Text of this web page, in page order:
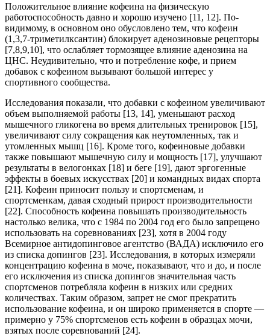
Положительное влияние кофеина на физическую
работоспособность давно и хорошо изучено [11, 12]. По-
видимому, в основном оно обусловлено тем, что кофеин
(1,3,7-триметилксантин) блокирует аденозиновые рецепторы
[7,8,9,10], что ослабляет тормозящее влияние аденозина на
ЦНС. Неудивительно, что и потребление кофе, и прием
добавок с кофеином вызывают большой интерес у
спортивного сообщества.
Исследования показали, что добавки с кофеином увеличивают
объем выполняемой работы [13, 14], уменьшают расход
мышечного гликогена во время длительных тренировок [15],
увеличивают силу сокращения как неутомленных, так и
утомленных мышц [16]. Кроме того, кофеиновые добавки
также повышают мышечную силу и мощность [17], улучшают
результаты в велогонках [18] и беге [19], дают эргогенные
эффекты в боевых искусствах [20] и командных видах спорта
[21]. Кофеин приносит пользу и спортсменам, и
спортсменкам, давая сходный прирост производительности
[22]. Способность кофеина повышать производительность
настолько велика, что с 1984 по 2004 год его было запрещено
использовать на соревнованиях [23], хотя в 2004 году
Всемирное антидопинговое агентство (ВАДА) исключило его
из списка допингов [23]. Исследования, в которых измеряли
концентрацию кофеина в моче, показывают, что и до, и после
его исключения из списка допингов значительная часть
спортсменов потребляла кофеин в низких или средних
количествах. Таким образом, запрет не смог прекратить
использование кофеина, и он широко применяется в спорте —
примерно у 75% спортсменов есть кофеин в образцах мочи,
взятых после соревнований [24].